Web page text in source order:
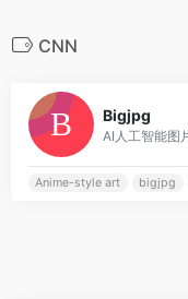
CNN
Bigjpg
AI人工智能图
Anime-style art bigjpg